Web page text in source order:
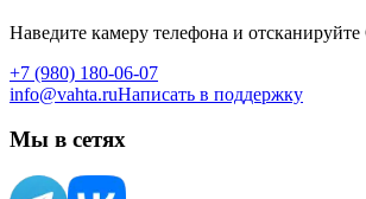
Наведите камеру телефона и отсканируйте
+7 (980) 180-06-07
info@vahta.ruНаписать в поддержку
Мы в сетях